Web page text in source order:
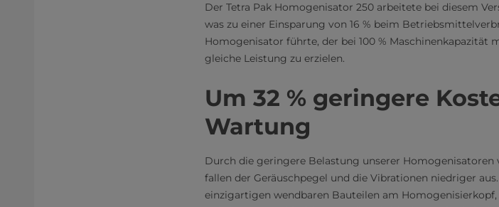
Der Tetra Pak Homogenisator 250 arbeitete bei diesem
was zu einer Einsparung von 16 % beim
Homogenisator führte, der bei 100 % Maschinenkapazität
gleiche Leistung zu erzielen.
Um 32 % geringere
Wartung
Durch die geringere Belastung unserer Homogenisatoren
fallen der Geräuschpegel und die Vibrationen niedriger
einzigartigen wendbaren Bauteilen am